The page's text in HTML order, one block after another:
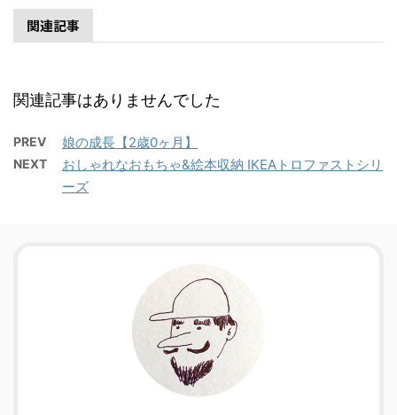
関連記事
関連記事はありませんでした
PREV 娘の成長【2歳0ヶ月】
NEXT
おしゃれなおもちゃ&絵本収納 IKEAトロファストシリ
ーズ